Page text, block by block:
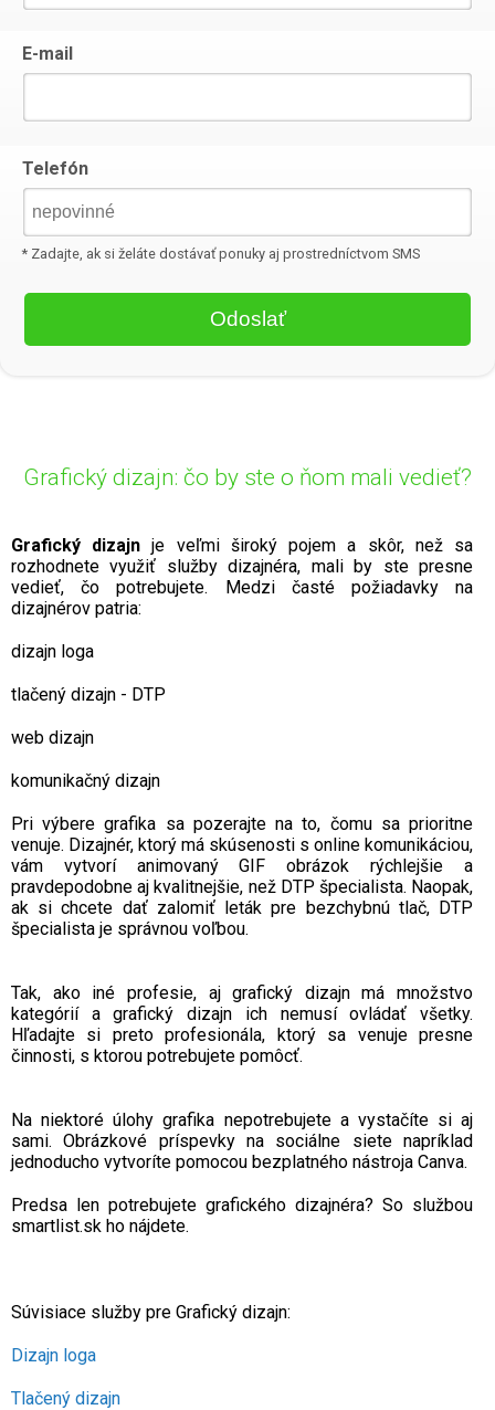
E-mail
Telefón
* Zadajte, ak si želáte dostávať ponuky aj prostredníctvom SMS
Grafický dizajn: čo by ste o ňom mali vedieť?
Grafický dizajn je veľmi široký pojem a skôr, než sa
rozhodnete využiť služby dizajnéra, mali by ste presne
vedieť, čo potrebujete. Medzi časté požiadavky na
dizajnérov patria:
dizajn loga
tlačený dizajn - DTP
web dizajn
komunikačný dizajn
Pri výbere grafika sa pozerajte na to, čomu sa prioritne
venuje. Dizajnér, ktorý má skúsenosti s online komunikáciou,
vám vytvorí animovaný GIF obrázok rýchlejšie a
pravdepodobne aj kvalitnejšie, než DTP špecialista. Naopak,
ak si chcete dať zalomiť leták pre bezchybnú tlač, DTP
špecialista je správnou voľbou.
Tak, ako iné profesie, aj grafický dizajn má množstvo
kategórií a grafický dizajn ich nemusí ovládať všetky.
Hľadajte si preto profesionála, ktorý sa venuje presne
činnosti, s ktorou potrebujete pomôcť.
Na niektoré úlohy grafika nepotrebujete a vystačíte si aj
sami. Obrázkové príspevky na sociálne siete napríklad
jednoducho vytvoríte pomocou bezplatného nástroja Canva.
Predsa len potrebujete grafického dizajnéra? So službou
smartlist.sk ho nájdete.
Súvisiace služby pre Grafický dizajn:
Dizajn loga
Tlačený dizajn